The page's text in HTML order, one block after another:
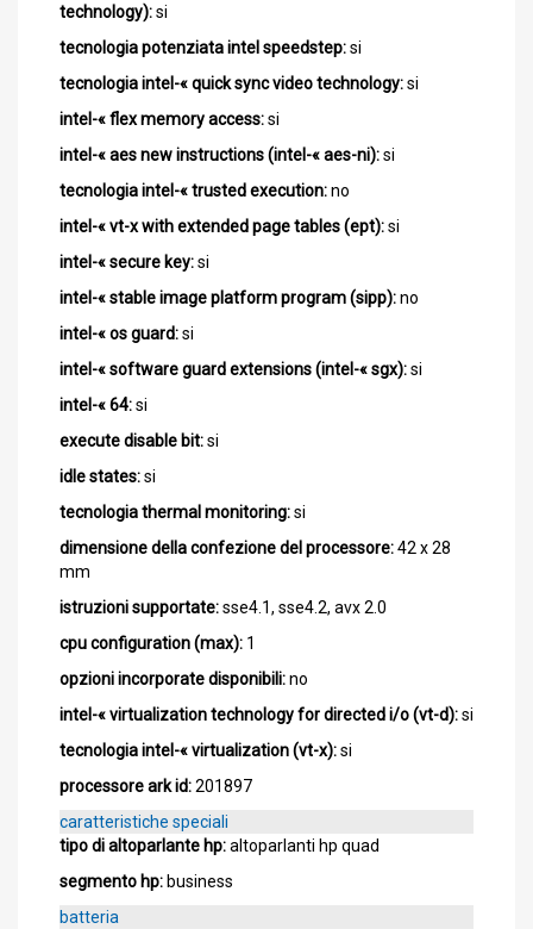
technology):si
tecnologia potenziata intel speedstep:si
tecnologia intel-« quick sync video technology:si
intel-« flex memory access:si
intel-« aes new instructions (intel-« aes-ni):si
tecnologia intel-« trusted execution:no
intel-« vt-x with extended page tables (ept):si
intel-« secure key:si
intel-« stable image platform program (sipp):no
intel-« os guard:si
intel-« software guard extensions (intel-« sgx):si
intel-« 64:si
execute disable bit:si
idle states:si
tecnologia thermal monitoring:si
dimensione della confezione del processore:42 x 28
mm
istruzioni supportate:sse4.1, sse4.2, avx 2.0
cpu configuration (max): 1
opzioni incorporate disponibili:no
intel-« virtualization technology for directed i/o (vt-d):si
tecnologia intel-« virtualization (vt-x):si
processore ark id:201897
caratteristiche speciali
tipo di altoparlante hp:altoparlanti hp quad
segmento hp:business
batteria